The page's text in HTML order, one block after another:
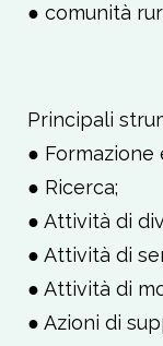
● comunità
Principali
● Formazione
● Ricerca;
● Attività di
● Attività di
● Attività di
● Azioni di